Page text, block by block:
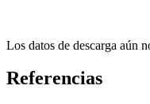
Los datos de descarga aún
Referencias